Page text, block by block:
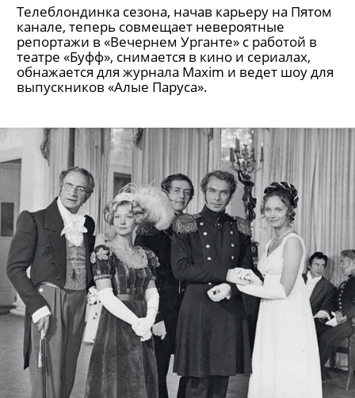
Телеблондинка сезона, начав карьеру на Пятом
канале, теперь совмещает невероятные
репортажи в «Вечернем Урганте» с работой в
театре «Буфф», снимается в кино и сериалах,
обнажается для журнала Maxim и ведет шоу для
выпускников «Алые Паруса».